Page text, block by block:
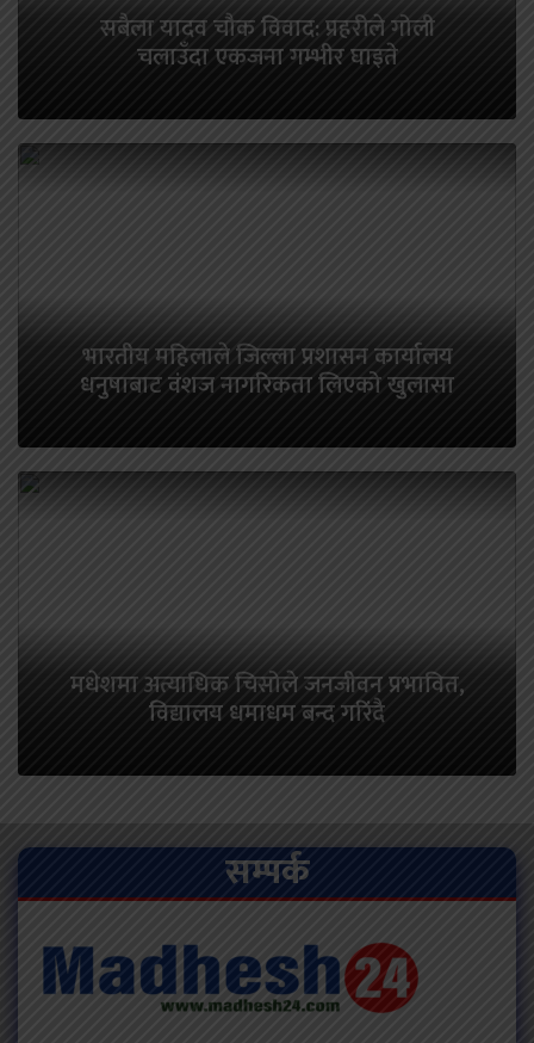
सबैला यादव चौक विवाद: प्रहरीले गोली
चलाउँदा एकजना गम्भीर घाइते
भारतीय महिलाले जिल्ला प्रशासन कार्यालय
धनुषाबाट वंशज नागरिकता लिएको खुलासा
मधेशमा अत्याधिक चिसोले जनजीवन प्रभावित,
विद्यालय धमाधम बन्द गरिंदै
सम्पर्क